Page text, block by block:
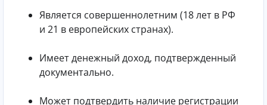
Является совершеннолетним (18 лет в РФ
и 21 в европейских странах).
Имеет денежный доход, подтвержденный
документально.
Может подтвердить наличие регистрации